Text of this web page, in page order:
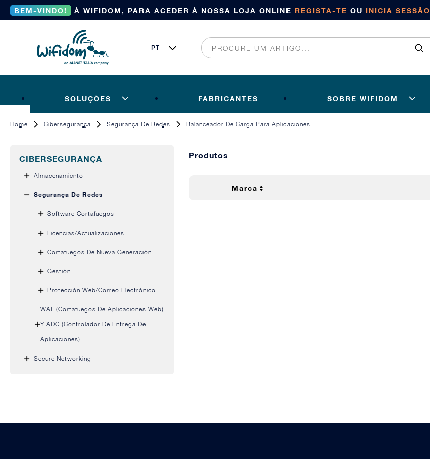
BEM-VINDO! À WIFIDOM, PARA ACEDER À NOSSA LOJA ONLINE REGISTA-TE OU INICIA SESSÃO
SOLUÇÕES FABRICANTES SOBRE WIFIDOM
Home Cibersegurança Segurança De Redes Balanceador De Carga Para Aplicaciones
CIBERSEGURANÇA
Almacenamiento
Segurança De Redes
Software Cortafuegos
Licencias/Actualizaciones
Cortafuegos De Nueva Generación
Gestión
Protección Web/correo Electrónico
WAF (cortafuegos De Aplicaciones Web)
Y ADC (controlador De Entrega De
Aplicaciones)
Secure Networking
Produtos
Marca